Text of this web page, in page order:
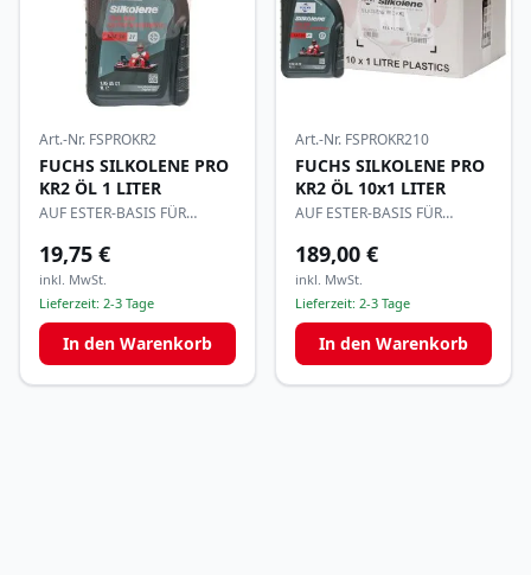
Art.-Nr. FSPROKR2
FUCHS SILKOLENE PRO
KR2 ÖL 1 LITER
AUF ESTER-BASIS FÜR
19,75 €
inkl. MwSt.
Lieferzeit: 2-3 Tage
In den Warenkorb
Art.-Nr. FSPROKR210
FUCHS SILKOLENE PRO
KR2 ÖL 10x1 LITER
AUF ESTER-BASIS FÜR
189,00 €
inkl. MwSt.
Lieferzeit: 2-3 Tage
In den Warenkorb